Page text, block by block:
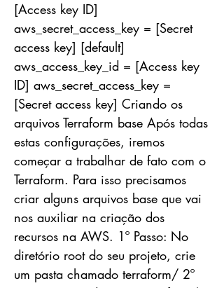
[Access key ID]
aws_secret_access_key = [Secret
access key] [default]
aws_access_key_id = [Access key
ID] aws_secret_access_key =
[Secret access key] Criando os
arquivos Terraform base Após todas
estas configurações, iremos
começar a trabalhar de fato com o
Terraform. Para isso precisamos
criar alguns arquivos base que vai
nos auxiliar na criação dos
recursos na AWS. 1º Passo: No
diretório root do seu projeto, crie
um pasta chamado terraform/ 2º